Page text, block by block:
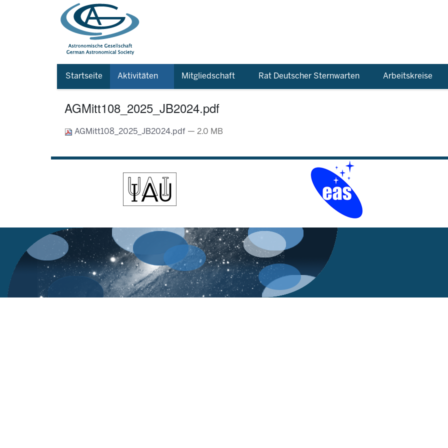
Startseite Aktivitäten Mitgliedschaft Rat Deutscher Sternwarten Arbeitskreise
AGMitt108_2025_JB2024.pdf
AGMitt108_2025_JB2024.pdf — 2.0 MB